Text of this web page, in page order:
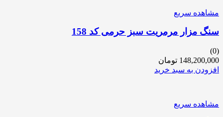
مشاهده سریع
سنگ مزار مرمریت سبز حرمی کد 158
(0)
148,200,000 تومان
افزودن به سبد خرید
مشاهده سریع